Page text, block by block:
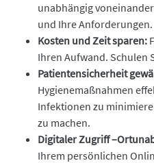
unabhängig
und Ihre Anforderungen.
Kosten und Zeit sparen:
Ihren Aufwand. Schulen
Patientensicherheit
Hygienemaßnahmen
Infektionen zu
zu machen.
Digitaler Zugriff
Ihrem persönlichen